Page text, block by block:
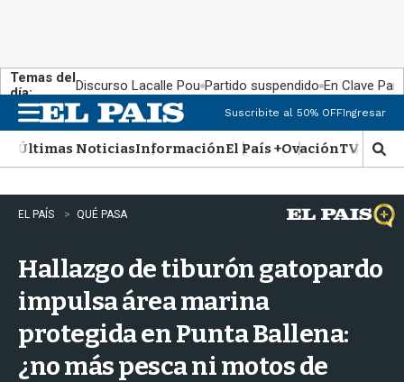
Temas del
día:
Discurso Lacalle Pou Partido suspendido En Clave País
n
u
Suscribite al 50% OFFIngresar
Últimas NoticiasInformaciónEl País +OvaciónTV Show
M
o
s
t
r
r
b
EL PAÍS QUÉ PASA
Hallazgo de tiburón gatopardo
impulsa área marina
protegida en Punta Ballena:
¿no más pesca ni motos de